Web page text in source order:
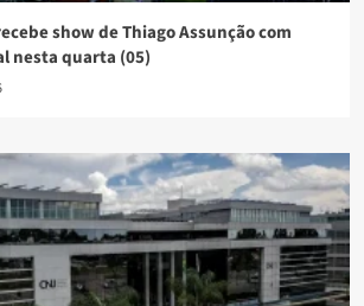
show de Thiago Assunção com
nesta quarta (05)